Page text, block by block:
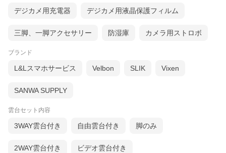
デジカメ用充電器 デジカメ用液晶保護フィルム
三脚、一脚アクセサリー 防湿庫 カメラ用ストロボ
ブランド
L&Lスマホサービス Velbon SLIK Vixen
SANWA SUPPLY
雲台セット内容
3WAY雲台付き 自由雲台付き 脚のみ
2WAY雲台付き ビデオ雲台付き